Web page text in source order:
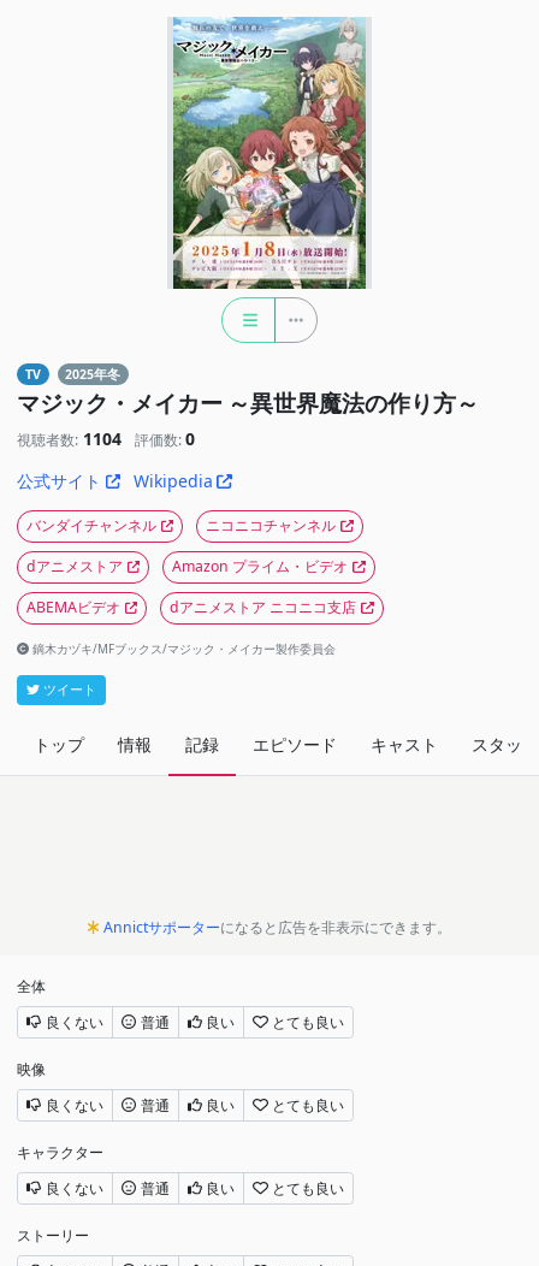
TV 2025年冬
マジック・メイカー ～異世界魔法の作り方～
視聴者数: 1104 評価数: 0
公式サイト
Wikipedia
バンダイチャンネル
ニコニコチャンネル
dアニメストア
Amazon プライム・ビデオ
ABEMAビデオ
dアニメストア ニコニコ支店
鏑木カヅキ/MFブックス/マジック・メイカー製作委員会
ツイート
トップ 情報 記録 エピソード キャスト スタッフ
Annictサポーターになると広告を非表示にできます。
全体
良くない
普通 良い とても良い
映像
良くない
普通 良い とても良い
キャラクター
良くない
普通 良い とても良い
ストーリー